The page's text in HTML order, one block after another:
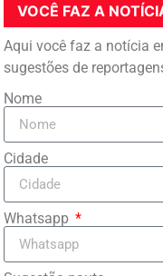
VOCÊ FAZ A
Aqui você faz a notícia
sugestões de
Nome
Cidade
Whatsapp